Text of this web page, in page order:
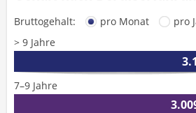
Bruttogehalt: pro Monat
pro
> 9 Jahre
7–9 Jahre